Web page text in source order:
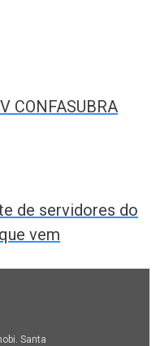
CONFASUBRA
de servidores do
vem
Santa